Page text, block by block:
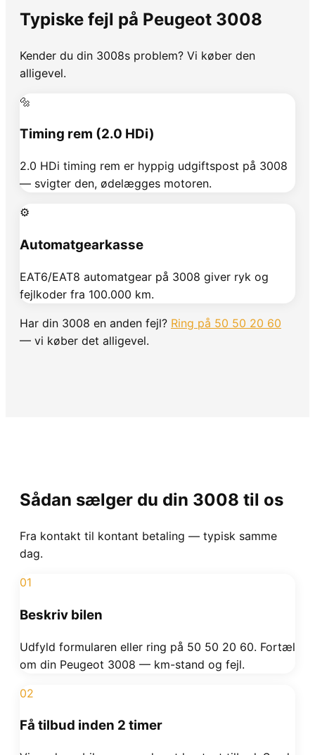
Typiske fejl på Peugeot 3008
Kender du din 3008s problem? Vi køber den
alligevel.
🔩
Timing rem (2.0 HDi)
2.0 HDi timing rem er hyppig udgiftspost på 3008
— svigter den, ødelægges motoren.
⚙️
Automatgearkasse
EAT6/EAT8 automatgear på 3008 giver ryk og
fejlkoder fra 100.000 km.
Har din 3008 en anden fejl? Ring på 50 50 20 60
— vi køber det alligevel.
Sådan sælger du din 3008 til os
Fra kontakt til kontant betaling — typisk samme
dag.
01
Beskriv bilen
Udfyld formularen eller ring på 50 50 20 60. Fortæl
om din Peugeot 3008 — km-stand og fejl.
02
Få tilbud inden 2 timer